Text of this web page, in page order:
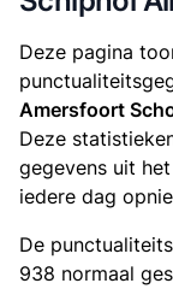
Deze pagina
Amersfoort
Deze
gegevens uit het
iedere dag
De
938 normaal